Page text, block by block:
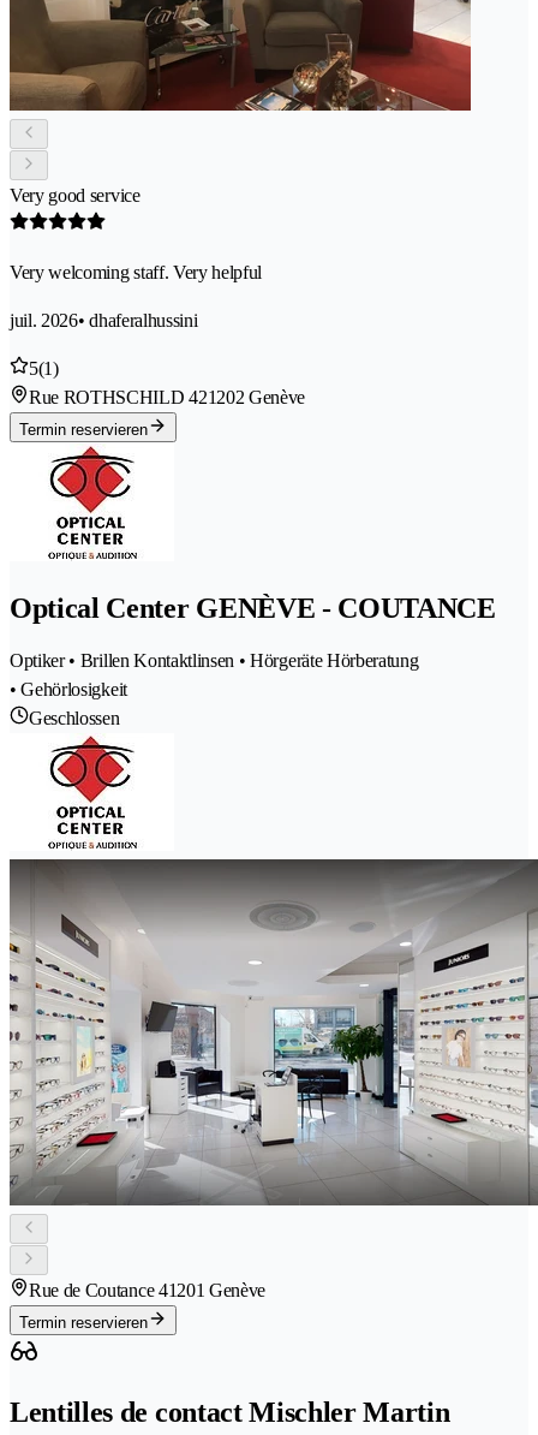
Very good service
Very welcoming staff. Very helpful
juil. 2026• dhaferalhussini
5(1)
Rue ROTHSCHILD 421202 Genève
Termin reservieren
Optical Center GENÈVE - COUTANCE
Optiker • Brillen Kontaktlinsen • Hörgeräte Hörberatung
• Gehörlosigkeit
Geschlossen
Rue de Coutance 41201 Genève
Termin reservieren
Lentilles de contact Mischler Martin